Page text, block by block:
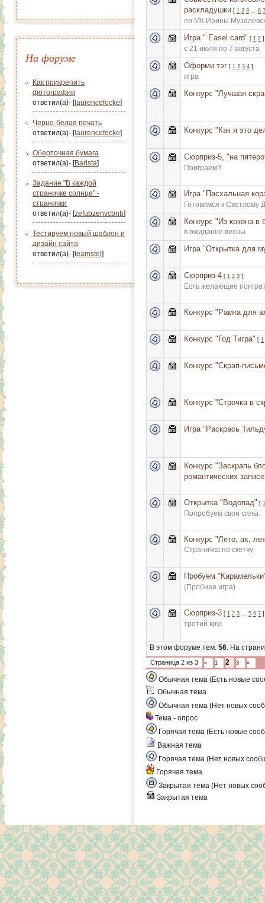
На форуме
Как прикрепить
фотографии
ответил(а)- [laurencefocke]
Черно-белая печать
ответил(а)- [laurencefocke]
Оберточная бумага
ответил(а)- [Barista]
Задание "В каждой
страничке солнце" -
странички
ответил(а)- [zefubzenvcbnb]
Тестируем новый шаблон и
дизайн сайта
ответил(а)- [teamstel ]
раскладушки [ 1 2 3 … 6 7
по МК Ирины
Игра " Easel card" [ 1 2 ]
с 21 июля по 7 августа
Оформи тэг [ 1 2 3 4 ]
игра
Конкурс "Лучшая
Конкурс "Как я это
Сюрприз-5, "на
Поиграем?
Игра "Пасхальная
Готовимся к Светлому
Конкурс "Из кокона в
в ожидании весны
Игра "Открытка для
Сюрприз-4 [ 1 2 3 ]
Есть желающие
Конкурс "Рамка для
Конкурс "Год Тигра" [ 1
Конкурс "Скрап-
Конкурс "Строчка в
Игра "Раскрась
Конкурс "Заскрапь
романтических
Открытка "Водопад" [ 1
Попробуем свои силы
Конкурс "Лето, ах,
Страничка по скетчу
Пробуем
(Пробная игра)
Сюрприз-3 [ 1 2 3 … 5 6 7 ]
третий круг
В этом форуме тем: 56. На
Страница 2 из 3 « 1 2 3 »
Обычная тема (Есть новые
Обычная тема
Обычная тема (Нет новых
Тема - опрос
Горячая тема (Есть новые
Важная тема
Горячая тема (Нет новых
Горячая тема
Закрытая тема (Нет новых
Закрытая тема